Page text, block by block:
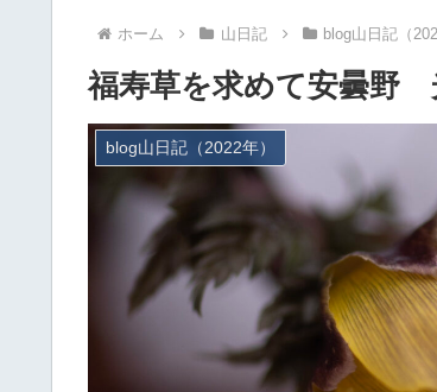
ホーム 山日記 blog山日記（
福寿草を求めて安曇野
blog山日記（2022年）